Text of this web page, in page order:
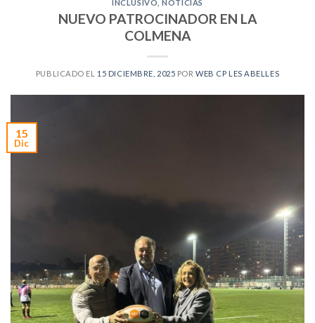
INCLUSIVO ,NOTICIAS
NUEVO PATROCINADOR EN LA
COLMENA
PUBLICADO EL 15 DICIEMBRE, 2025 PORWEB CP LES ABELLES
15
Dic